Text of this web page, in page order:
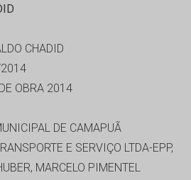
CHADID
OBRA 2014
DE CAMAPUÃ
E SERVIÇO LTDA-EPP,
MARCELO PIMENTEL